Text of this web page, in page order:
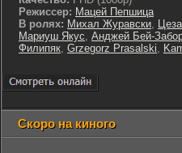
Режиссер: Мацей Пепшица
В ролях: Михал Журавски,
Мариуш Якус, Анджей Бей-
Филипяк, Grzegorz Prasalski,
Скоро на киного